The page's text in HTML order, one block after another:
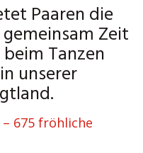
Paaren die
Zeit
Tanzen
unserer
675 fröhliche